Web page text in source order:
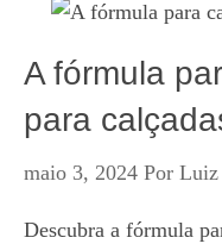
A fórmula
para
maio 3, 2024 Por Luiz
Descubra a fórmula